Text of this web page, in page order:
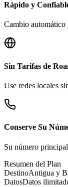
Rápido y
Cambio automático
Sin Tarifas de
Use redes locales
Conserve Su
Su número
Resumen del Plan
DestinoAntigua y
DatosDatos